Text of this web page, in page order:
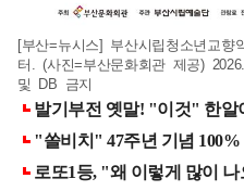
[부산=뉴시스] 부산시립청소년교
터. (사진=부산문화회관 제공)
및 DB 금지